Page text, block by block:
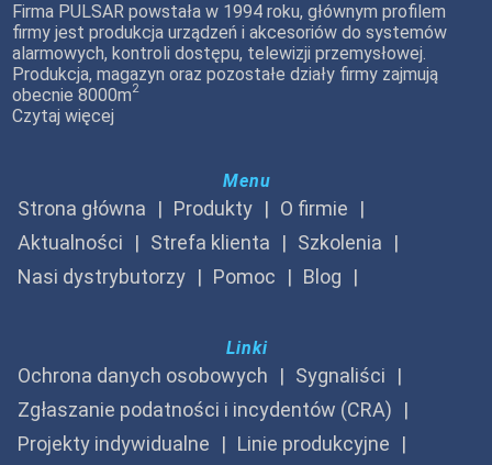
Firma PULSAR powstała w 1994 roku, głównym profilem
firmy jest produkcja urządzeń i akcesoriów do systemów
alarmowych, kontroli dostępu, telewizji przemysłowej.
Produkcja, magazyn oraz pozostałe działy firmy zajmują
obecnie 8000m2
Czytaj więcej
Menu
Strona główna Produkty
O firmie
Aktualności
Strefa klienta
Szkolenia
Nasi dystrybutorzy
Pomoc Blog
Linki
Ochrona danych osobowych
Sygnaliści
Zgłaszanie podatności i incydentów (CRA)
Projekty indywidualne
Linie produkcyjne